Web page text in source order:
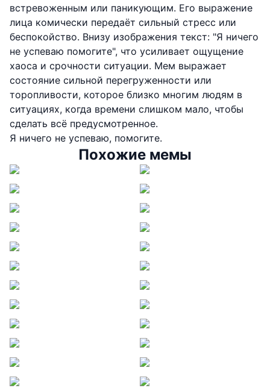
встревоженным или паникующим. Его выражение
лица комически передаёт сильный стресс или
беспокойство. Внизу изображения текст: "Я ничего
не успеваю помогите", что усиливает ощущение
хаоса и срочности ситуации. Мем выражает
состояние сильной перегруженности или
торопливости, которое близко многим людям в
ситуациях, когда времени слишком мало, чтобы
сделать всё предусмотренное.
Я ничего не успеваю, помогите.
Похожие мемы